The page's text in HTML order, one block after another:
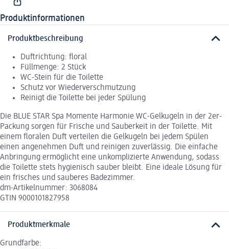
Produktinformationen
Produktbeschreibung
Duftrichtung: floral
Füllmenge: 2 Stück
WC-Stein für die Toilette
Schutz vor Wiederverschmutzung
Reinigt die Toilette bei jeder Spülung
Die BLUE STAR Spa Momente Harmonie WC-Gelkugeln in der 2er-
Packung sorgen für Frische und Sauberkeit in der Toilette. Mit
einem floralen Duft verteilen die Gelkugeln bei jedem Spülen
einen angenehmen Duft und reinigen zuverlässig. Die einfache
Anbringung ermöglicht eine unkomplizierte Anwendung, sodass
die Toilette stets hygienisch sauber bleibt. Eine ideale Lösung für
ein frisches und sauberes Badezimmer.
dm-Artikelnummer: 3068084
GTIN 9000101827958
Produktmerkmale
Grundfarbe: